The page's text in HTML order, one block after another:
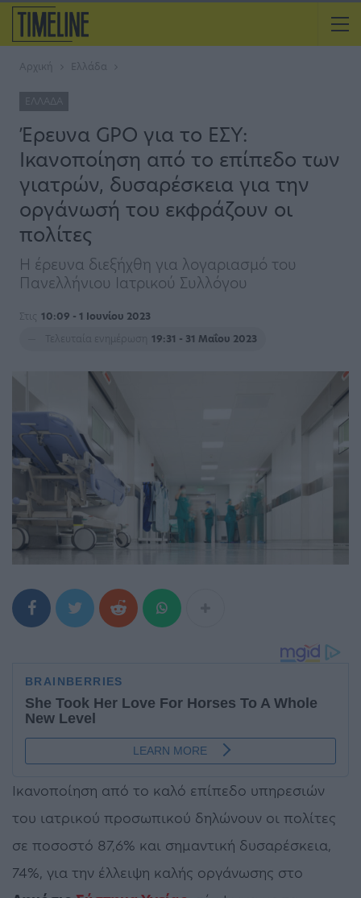
Αρχική Ελλάδα
ΕΛΛΆΔΑ
Έρευνα GPO για το ΕΣΥ:
Ικανοποίηση από το επίπεδο των
γιατρών, δυσαρέσκεια για την
οργάνωσή του εκφράζουν οι
πολίτες
Η έρευνα διεξήχθη για λογαριασμό του
Πανελλήνιου Ιατρικού Συλλόγου
Στις 10:09 - 1 Ιουνίου 2023
Τελευταία ενημέρωση
19:31 - 31 Μαΐου 2023
Ικανοποίηση από το καλό επίπεδο υπηρεσιών
του ιατρικού προσωπικού δηλώνουν οι πολίτες
σε ποσοστό 87,6% και σημαντική δυσαρέσκεια,
74%, για την έλλειψη καλής οργάνωσης στο